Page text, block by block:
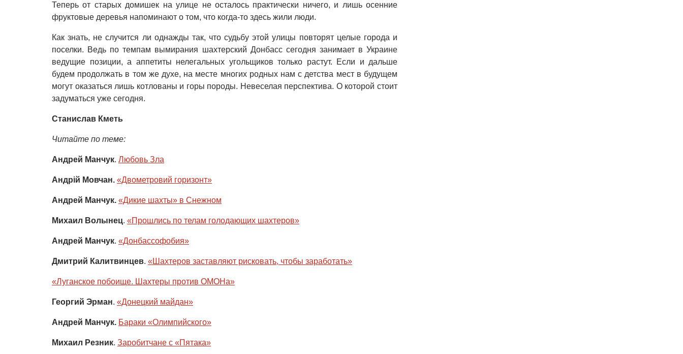
Теперь от старых домишек на улице не осталось практически ничего, и лишь осенние
фруктовые деревья напоминают о том, что когда-то здесь жили люди.
Как знать, не случится ли однажды так, что судьбу этой улицы повторят целые города и
поселки. Ведь по темпам вымирания шахтерский Донбасс сегодня занимает в Украине
ведущие позиции, а аппетиты нелегальных угольщиков только растут. Если и дальше
будем продолжать в том же духе, на месте многих родных нам с детства мест в будущем
могут оказаться лишь котлованы и горы породы. Невеселая перспектива. О которой стоит
задуматься уже сегодня.
Станислав Кметь
Читайте по теме:
Андрей Манчук. Любовь Зла
Андрій Мовчан. «Двометровий горизонт»
Андрей Манчук. «Дикие шахты» в Снежном
Михаил Волынец. «Прошлись по телам голодающих шахтеров»
Андрей Манчук. «Донбассофобия»
Дмитрий Калитвинцев. «Шахтеров заставляют рисковать, чтобы заработать»
«Луганское побоище. Шахтеры против ОМОНа»
Георгий Эрман. «Донецкий майдан»
Андрей Манчук. Бараки «Олимпийского»
Михаил Резник. Заробитчане с «Пятака»